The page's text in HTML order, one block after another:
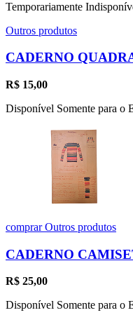
Temporariamente
Outros produtos
CADERNO
R$ 15,00
Disponível Somente para o
comprarOutros produtos
CADERNO
R$ 25,00
Disponível Somente para o